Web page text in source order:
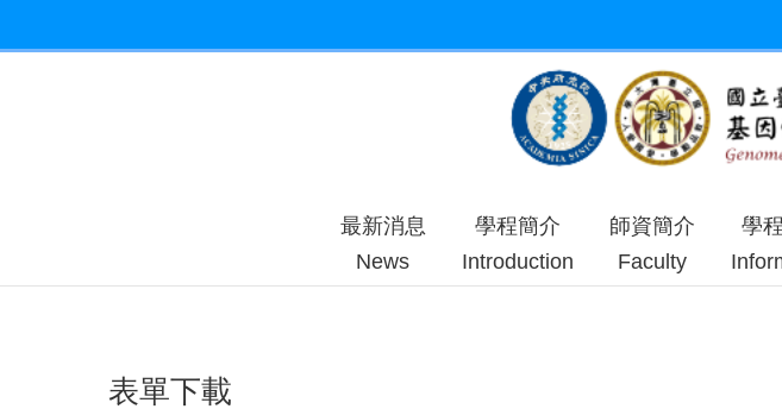
最新消息
News
學程簡介
Introduction
師資簡介
Faculty
學
表單下載